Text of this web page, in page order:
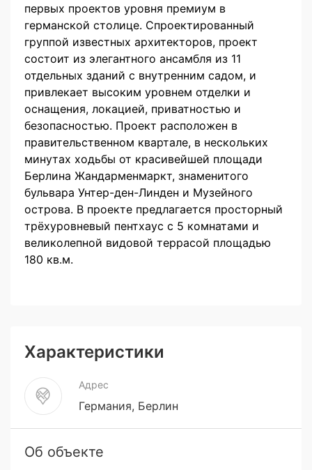
первых проектов уровня премиум в
германской столице. Спроектированный
группой известных архитекторов, проект
состоит из элегантного ансамбля из 11
отдельных зданий с внутренним садом, и
привлекает высоким уровнем отделки и
оснащения, локацией, приватностью и
безопасностью. Проект расположен в
правительственном квартале, в нескольких
минутах ходьбы от красивейшей площади
Берлина Жандарменмаркт, знаменитого
бульвара Унтер-ден-Линден и Музейного
острова. В проекте предлагается просторный
трёхуровневый пентхаус с 5 комнатами и
великолепной видовой террасой площадью
180 кв.м.
Характеристики
Адрес
Германия, Берлин
Об объекте